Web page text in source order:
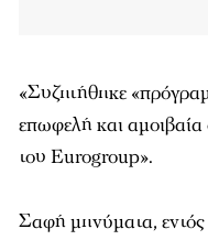
«Συζητήθηκε
επωφελή και
του Εurogroup».
Σαφή μηνύματα, εντός